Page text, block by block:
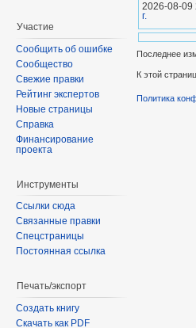
Участие
Сообщить об ошибке
Сообщество
Свежие правки
Рейтинг экспертов
Новые страницы
Справка
Финансирование
проекта
Инструменты
Ссылки сюда
Связанные правки
Спецстраницы
Постоянная ссылка
Печать/экспорт
Создать книгу
Скачать как PDF
2026-08-09
г.
Последнее
К этой
Политика